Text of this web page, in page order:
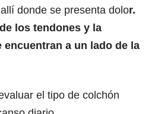
donde se presenta dolor.
los tendones y la
encuentran a un lado de la
el tipo de colchón